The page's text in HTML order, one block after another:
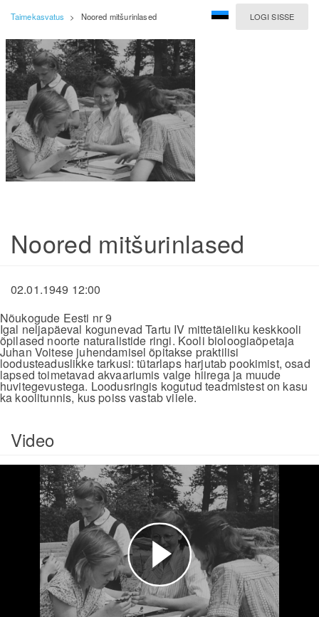
LOGI SISSE
Taimekasvatus > Noored mitšurinlased
Noored mitšurinlased
02.01.1949 12:00
Nõukogude Eesti nr 9
Igal neljapäeval kogunevad Tartu IV mittetäieliku keskkooli
õpilased noorte naturalistide ringi. Kooli bioloogiaõpetaja
Juhan Voitese juhendamisel õpitakse praktilisi
loodusteaduslikke tarkusi: tütarlaps harjutab pookimist, osad
lapsed toimetavad akvaariumis valge hiirega ja muude
huvitegevustega. Loodusringis kogutud teadmistest on kasu
ka koolitunnis, kus poiss vastab viiele.
Video
Esita
video